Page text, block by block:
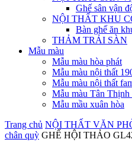
Ghế sân vận
NỘI THẤT KHU
Bàn ghế ăn
THẢM TRẢI SÀN
Mẫu màu
Mẫu màu hòa phát
Mẫu màu nội thất
Mẫu màu nội thất
Mẫu màu Tân Thịnh
Mẫu mầu xuân hòa
Trang chủ NỘI THẤT VĂN
chân quỳ GHẾ HỘI THẢO